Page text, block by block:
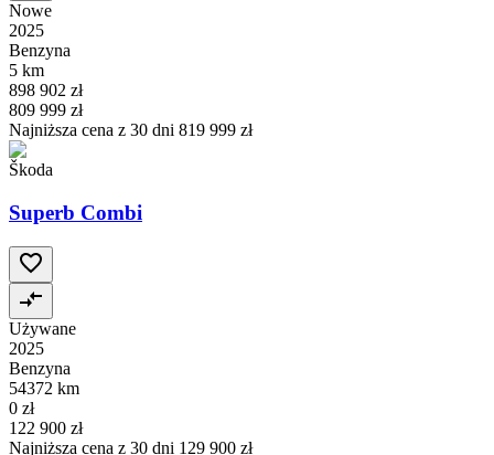
Nowe
2025
Benzyna
5 km
898 902 zł
809 999 zł
Najniższa cena z 30 dni 819 999 zł
Škoda
Superb Combi
Używane
2025
Benzyna
54372 km
0 zł
122 900 zł
Najniższa cena z 30 dni 129 900 zł